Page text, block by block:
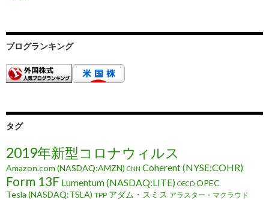
ブログランキング
タグ
2019年新型コロナウィルス
Amazon.com (NASDAQ:AMZN) CNN Coherent (NYSE:COHR)
Form 13F Lumentum (NASDAQ:LITE) OECD OPEC
Tesla (NASDAQ:TSLA) TPP アダム・スミス アラスター・マクラウド